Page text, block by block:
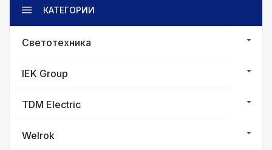
КАТЕГОРИИ
Светотехника
IEK Group
TDM Electric
Welrok